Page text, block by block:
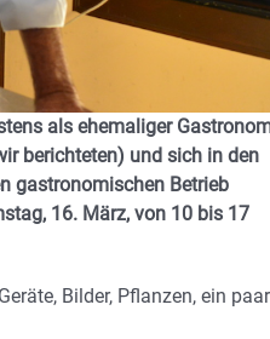
als ehemaliger
berichteten) und sich in den
gastronomischen Betrieb
16. März, von 10 bis 17
Bilder, Pflanzen, ein paar